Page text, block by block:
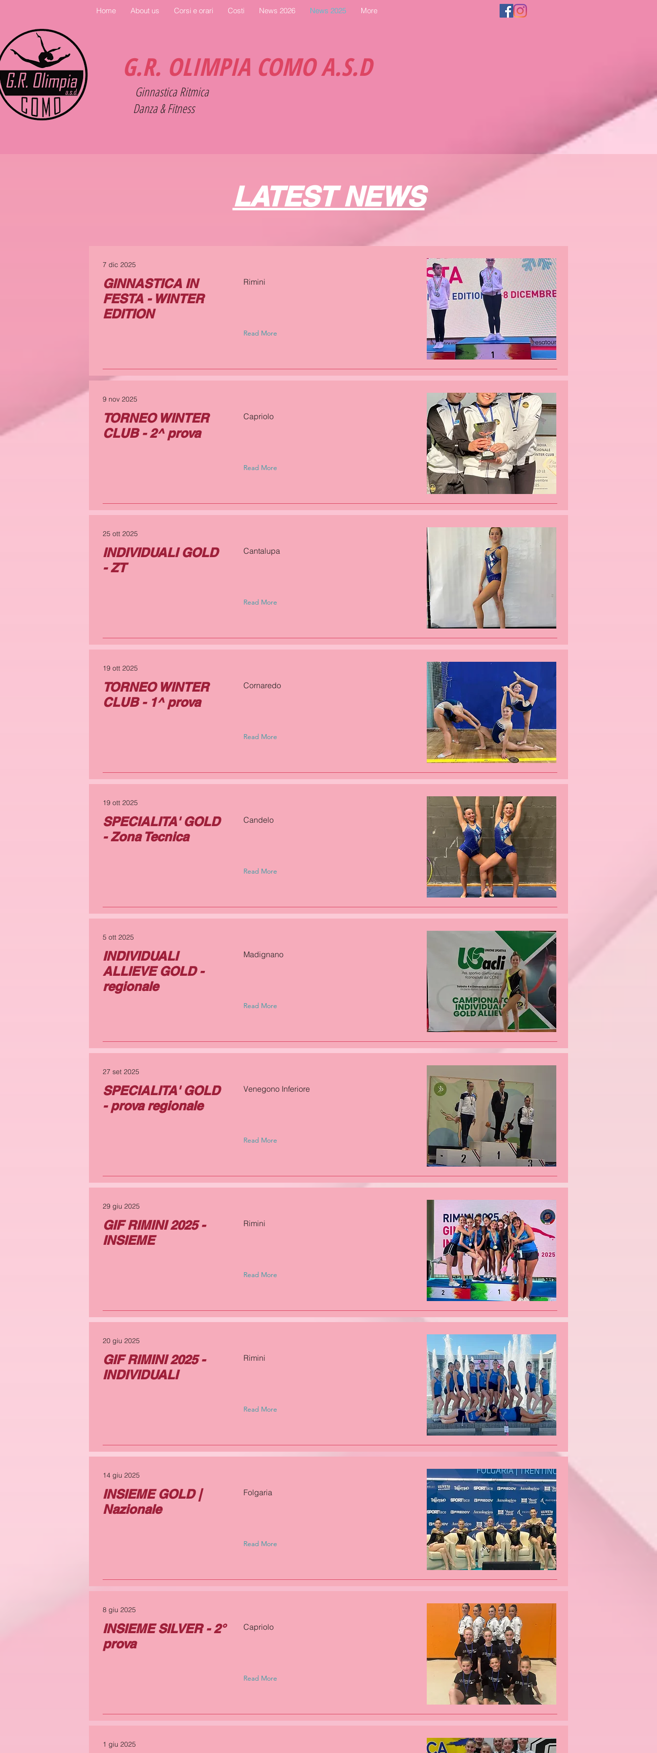
Home About us Corsi e orari Costi News 2026 News 2025 More
G.R. OLIMPIA COMO A.S.D
Ginnastica Ritmica
Danza & Fitness
LATEST NEWS
7 dic 2025
GINNASTICA IN
FESTA - WINTER
EDITION
Rimini
Read More
9 nov 2025
TORNEO WINTER
CLUB - 2^ prova
Capriolo
Read More
25 ott 2025
INDIVIDUALI GOLD
- ZT
Cantalupa
Read More
19 ott 2025
TORNEO WINTER
CLUB - 1^ prova
Cornaredo
Read More
19 ott 2025
SPECIALITA' GOLD
- Zona Tecnica
Candelo
Read More
5 ott 2025
INDIVIDUALI
ALLIEVE GOLD -
regionale
Madignano
Read More
27 set 2025
SPECIALITA' GOLD
- prova regionale
Venegono Inferiore
Read More
29 giu 2025
GIF RIMINI 2025 -
INSIEME
Rimini
Read More
20 giu 2025
GIF RIMINI 2025 -
INDIVIDUALI
Rimini
Read More
14 giu 2025
INSIEME GOLD |
Nazionale
Folgaria
Read More
8 giu 2025
INSIEME SILVER - 2°
prova
Capriolo
Read More
1 giu 2025